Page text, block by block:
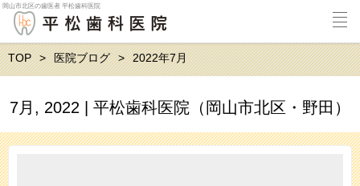
岡山市北区の歯医者 平松歯科医院
TOP 医院ブログ 2022年7月
7月, 2022 | 平松歯科医院（岡山市北区・野田）